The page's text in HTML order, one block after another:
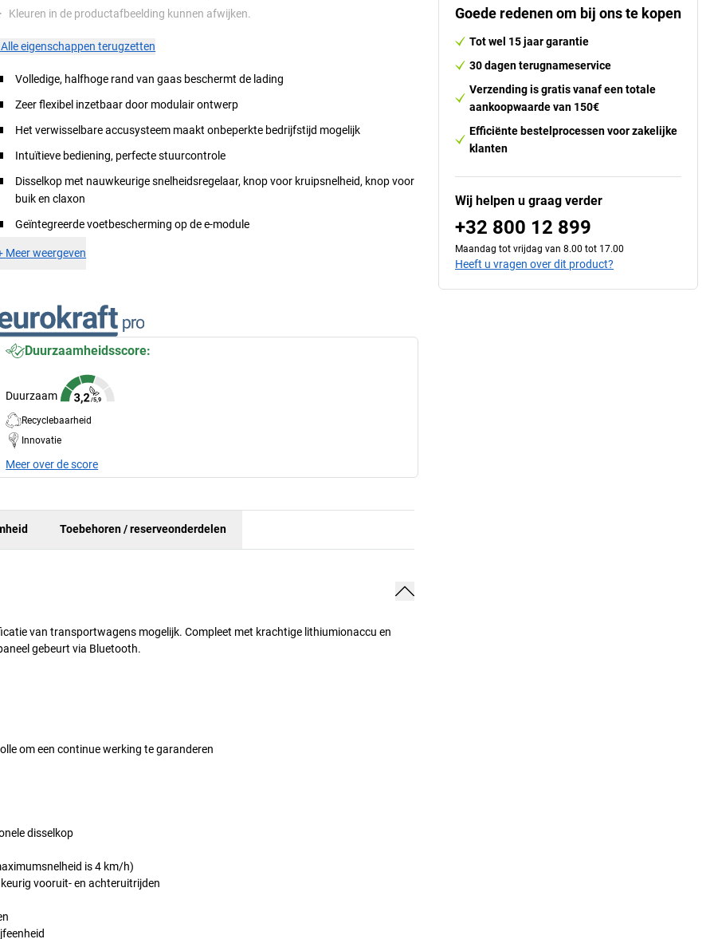
Kleuren in de productafbeelding kunnen afwijken.
Alle eigenschappen terugzetten
Volledige, halfhoge rand van gaas beschermt de lading
Zeer flexibel inzetbaar door modulair ontwerp
Het verwisselbare accusysteem maakt onbeperkte bedrijfstijd mogelijk
Intuïtieve bediening, perfecte stuurcontrole
Disselkop met nauwkeurige snelheidsregelaar, knop voor kruipsnelheid, knop voor
buik en claxon
Geïntegreerde voetbescherming op de e-module
Meer weergeven
Duurzaamheidsscore:
Duurzaam
Recyclebaarheid
Innovatie
Meer over de score
Toebehoren / reserveonderdelen
van transportwagens mogelijk. Compleet met krachtige lithiumionaccu en
gebeurt via Bluetooth.
om een continue werking te garanderen
disselkop
is 4 km/h)
vooruit- en achteruitrijden
Goede redenen om bij ons te kopen
Tot wel 15 jaar garantie
30 dagen terugnameservice
Verzending is gratis vanaf een totale
aankoopwaarde van 150€
Efficiënte bestelprocessen voor zakelijke
klanten
Wij helpen u graag verder
+32 800 12 899
Maandag tot vrijdag van 8.00 tot 17.00
Heeft u vragen over dit product?